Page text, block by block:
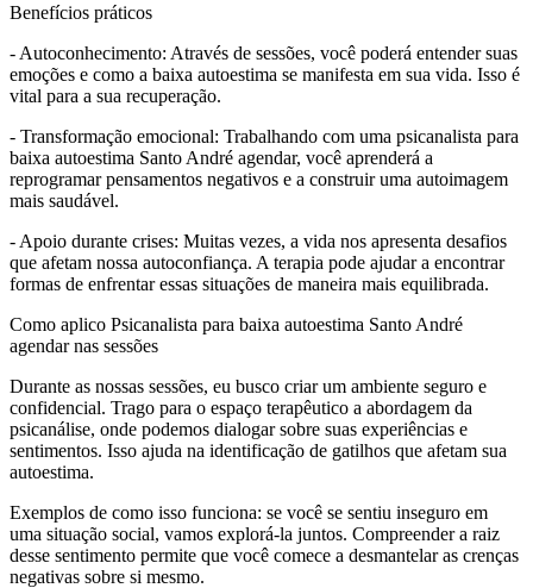
Benefícios práticos
- Autoconhecimento: Através de sessões, você poderá entender suas
emoções e como a baixa autoestima se manifesta em sua vida. Isso é
vital para a sua recuperação.
- Transformação emocional: Trabalhando com uma psicanalista para
baixa autoestima Santo André agendar, você aprenderá a
reprogramar pensamentos negativos e a construir uma autoimagem
mais saudável.
- Apoio durante crises: Muitas vezes, a vida nos apresenta desafios
que afetam nossa autoconfiança. A terapia pode ajudar a encontrar
formas de enfrentar essas situações de maneira mais equilibrada.
Como aplico Psicanalista para baixa autoestima Santo André
agendar nas sessões
Durante as nossas sessões, eu busco criar um ambiente seguro e
confidencial. Trago para o espaço terapêutico a abordagem da
psicanálise, onde podemos dialogar sobre suas experiências e
sentimentos. Isso ajuda na identificação de gatilhos que afetam sua
autoestima.
Exemplos de como isso funciona: se você se sentiu inseguro em
uma situação social, vamos explorá-la juntos. Compreender a raiz
desse sentimento permite que você comece a desmantelar as crenças
negativas sobre si mesmo.